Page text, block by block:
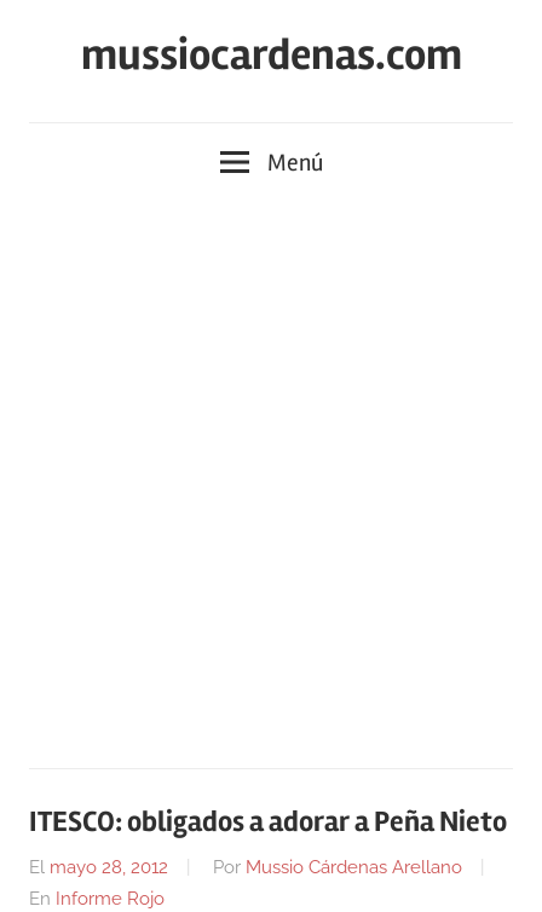
mussiocardenas.com
Menú
ITESCO: obligados a adorar a Peña Nieto
El mayo 28, 2012 Por Mussio Cárdenas Arellano
En Informe Rojo